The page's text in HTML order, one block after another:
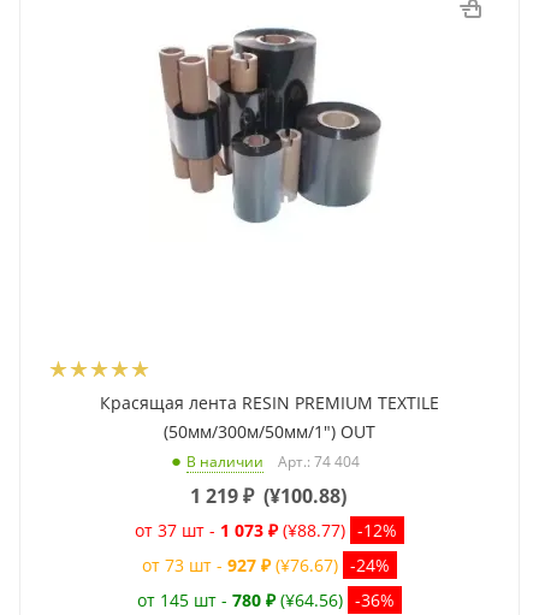
Красящая лента RESIN PREMIUM TEXTILE
(50мм/300м/50мм/1") OUT
В наличии Арт.: 74 404
1 219₽ (¥100.88)
от 37 шт - 1 073 ₽ (¥88.77) -12%
от 73 шт - 927 ₽ (¥76.67) -24%
от 145 шт - 780 ₽ (¥64.56) -36%